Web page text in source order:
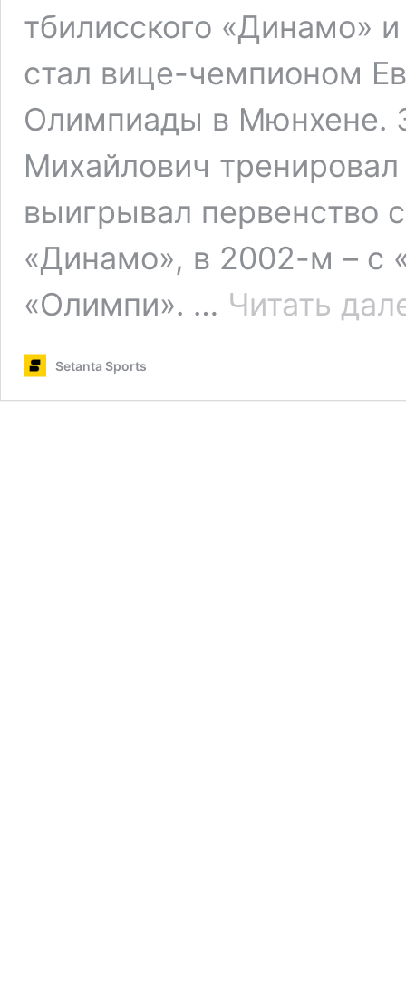
тбилисского «Динамо»
стал вице-чемпионом
Олимпиады в Мюнхене.
Михайлович
выигрывал первенство
«Динамо», в 2002-м – с
«Олимпи». … Читать
Setanta Sports